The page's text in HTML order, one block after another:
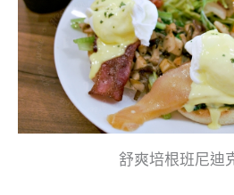
舒爽培根班尼迪